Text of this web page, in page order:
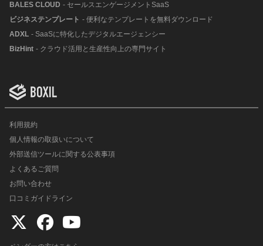
BALES CLOUD - セールスエンゲージメントSaaS
ビジネステンプレート - 便利なテンプレートを無料ダウンロード
ADXL - SaaSに特化したデジタルエージェンシー
BizHint - クラウド活用と生産性向上の専門サイト
利用規約
個人情報の取扱いについて
外部送信ツールに関する公表事項
よくあるご質問
お問い合わせ
口コミガイドライン